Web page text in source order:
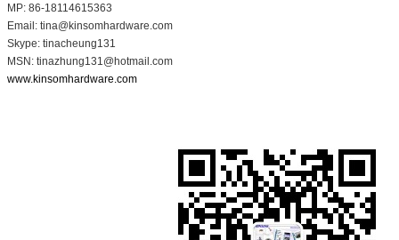
MP: 86-18114615363
Email: tina@kinsomhardware.com
Skype: tinacheung131
MSN: tinazhung131@hotmail.com
www.kinsomhardware.com